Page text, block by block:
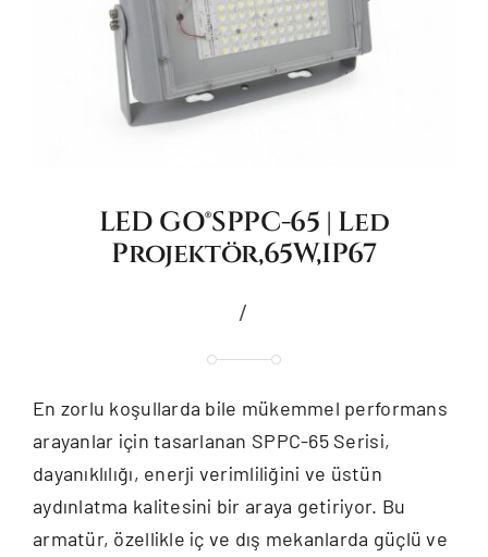
LED GO®SPPC-65 | Led
Projektör,65W,IP67
/
En zorlu koşullarda bile mükemmel performans
arayanlar için tasarlanan SPPC-65 Serisi,
dayanıklılığı, enerji verimliliğini ve üstün
aydınlatma kalitesini bir araya getiriyor. Bu
armatür, özellikle iç ve dış mekanlarda güçlü ve